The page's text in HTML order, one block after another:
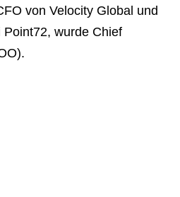
von Velocity Global und
wurde Chief